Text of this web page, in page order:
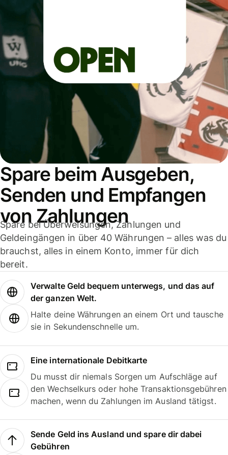
Spare beim Ausgeben,
Senden und Empfangen
von Zahlungen
Spare bei Überweisungen, Zahlungen und
Geldeingängen in über 40 Währungen – alles was du
brauchst, alles in einem Konto, immer für dich
bereit.
Verwalte Geld bequem unterwegs, und das auf
der ganzen Welt.
Halte deine Währungen an einem Ort und tausche
sie in Sekundenschnelle um.
Eine internationale Debitkarte
Du musst dir niemals Sorgen um Aufschläge auf
den Wechselkurs oder hohe Transaktionsgebühren
machen, wenn du Zahlungen im Ausland tätigst.
Sende Geld ins Ausland und spare dir dabei
Gebühren